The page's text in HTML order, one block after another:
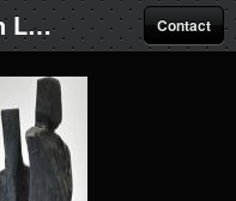
Lapie Contact